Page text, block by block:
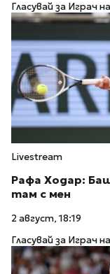
Гласувай за Играч
Livestream
Рафа Ходар:
там с мен
2 август, 18:19
Гласувай за Играч